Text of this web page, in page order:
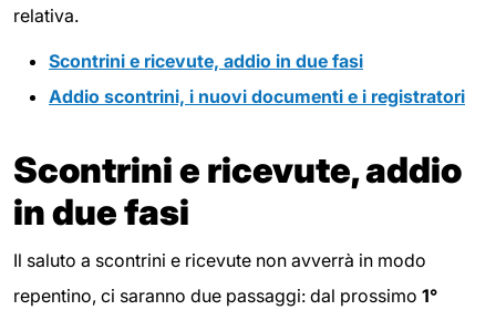
relativa.
Scontrini e ricevute, addio in due fasi
Addio scontrini, i nuovi documenti e i registratori
Scontrini e ricevute, addio
in due fasi
Il saluto a scontrini e ricevute non avverrà in modo
repentino, ci saranno due passaggi: dal prossimo 1°